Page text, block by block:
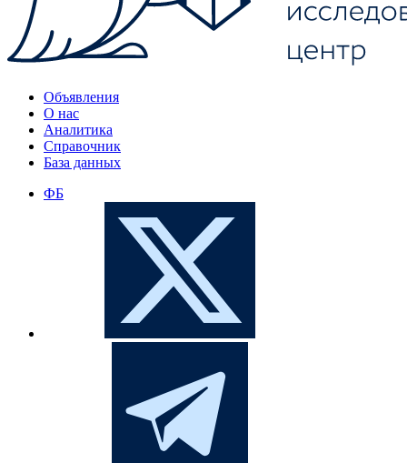
Объявления
О нас
Аналитика
Справочник
База данных
ФБ